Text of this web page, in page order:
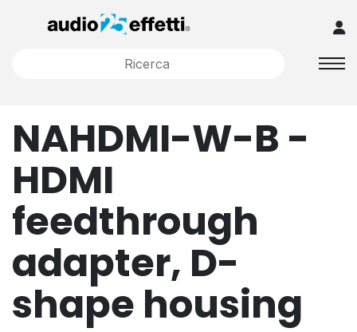
NAHDMI-W-B -
HDMI
feedthrough
adapter, D-
shape housing